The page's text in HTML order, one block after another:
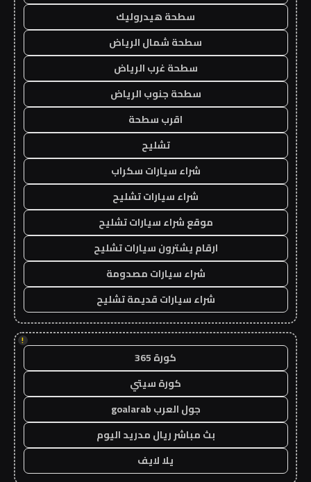
سطحة هيدروليك
سطحة شمال الرياض
سطحة غرب الرياض
سطحة جنوب الرياض
اقرب سطحة
تشليح
شراء سيارات سكراب
شراء سيارات تشليح
موقع شراء سيارات تشليح
ارقام يشترون سيارات تشليح
شراء سيارات مصدومة
شراء سيارات قديمة تشليح
!
كورة 365
كورة سيتي
جول العرب goalarab
بث مباشر ريال مدريد اليوم
يلا لايف